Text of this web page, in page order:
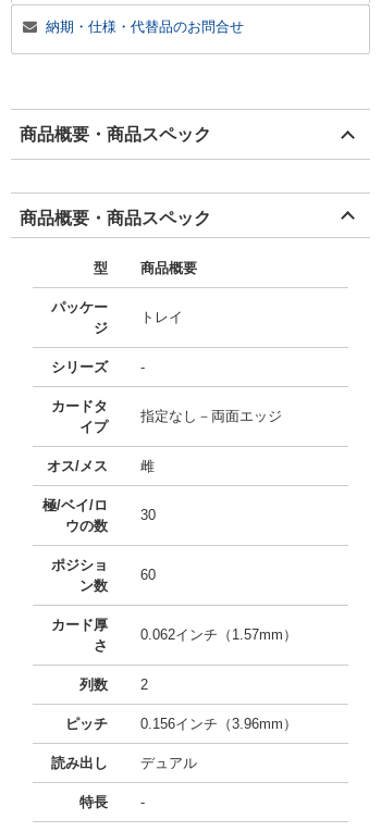
納期・仕様・代替品のお問合せ
商品概要・商品スペック
商品概要・商品スペック
型 商品概要
パッケー
ジ
トレイ
シリーズ -
カードタ
イプ
指定なし－両面エッジ
オス/メス 雌
極/ベイ/ロ
ウの数
30
ポジショ
ン数
60
カード厚
さ
0.062インチ（1.57mm）
列数 2
ピッチ 0.156インチ（3.96mm）
読み出し デュアル
特長 -